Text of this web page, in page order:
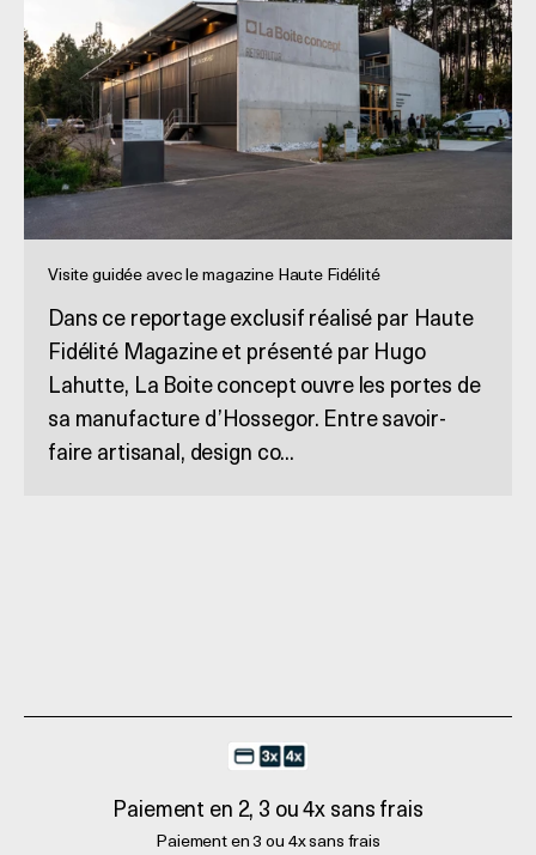
Visite guidée avec le magazine Haute Fidélité
Dans ce reportage exclusif réalisé par Haute
Fidélité Magazine et présenté par Hugo
Lahutte, La Boite concept ouvre les portes de
sa manufacture d’Hossegor. Entre savoir-
faire artisanal, design co...
Paiement en 2, 3 ou 4x sans frais
Paiement en 3 ou 4x sans frais